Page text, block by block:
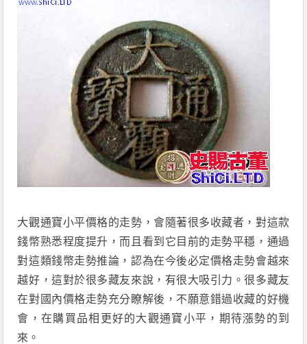
大觀通寶小平價格的走勢，會隨著很多收藏者，對這款
錢幣熟悉程度提升，而且看到它目前的走勢平穩，通過
對這類錢幣走勢推論，認為在今後必定價格走勢會越來
越好，這對於很多藏友來說，有很大吸引力。很多藏友
在對國內價格走勢充分瞭解後，不願意錯過收藏的好機
會，在購買品相更好的大觀通寶小平，期待漲勢的到
來。